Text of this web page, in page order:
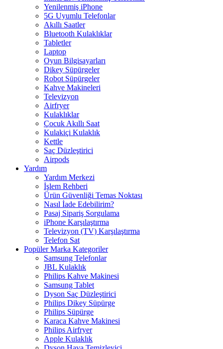
Yenilenmiş iPhone
5G Uyumlu Telefonlar
Akıllı Saatler
Bluetooth Kulaklıklar
Tabletler
Laptop
Oyun Bilgisayarları
Dikey Süpürgeler
Robot Süpürgeler
Kahve Makineleri
Televizyon
Airfryer
Kulaklıklar
Çocuk Akıllı Saat
Kulakiçi Kulaklık
Kettle
Saç Düzleştirici
Airpods
Yardım
Yardım Merkezi
İşlem Rehberi
Ürün Güvenliği Temas Noktası
Nasıl İade Edebilirim?
Pasaj Sipariş Sorgulama
iPhone Karşılaştırma
Televizyon (TV) Karşılaştırma
Telefon Sat
Popüler Marka Kategoriler
Samsung Telefonlar
JBL Kulaklık
Philips Kahve Makinesi
Samsung Tablet
Dyson Saç Düzleştirici
Philips Dikey Süpürge
Philips Süpürge
Karaca Kahve Makinesi
Philips Airfryer
Apple Kulaklık